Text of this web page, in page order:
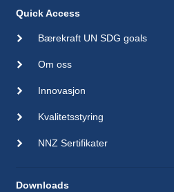
Quick Access
Bærekraft UN SDG goals
Om oss
Innovasjon
Kvalitetsstyring
NNZ Sertifikater
Downloads